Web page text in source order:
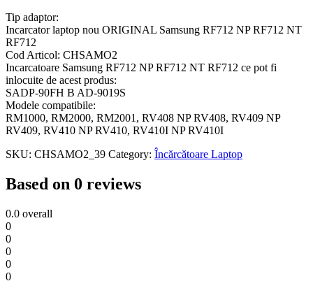
Tip adaptor:
Incarcator laptop nou ORIGINAL Samsung RF712 NP RF712 NT
RF712
Cod Articol: CHSAMO2
Incarcatoare Samsung RF712 NP RF712 NT RF712 ce pot fi
inlocuite de acest produs:
SADP-90FH B AD-9019S
Modele compatibile:
RM1000, RM2000, RM2001, RV408 NP RV408, RV409 NP
RV409, RV410 NP RV410, RV410I NP RV410I
SKU: CHSAMO2_39 Category: Încărcătoare Laptop
Based on 0 reviews
0.0 overall
0
0
0
0
0